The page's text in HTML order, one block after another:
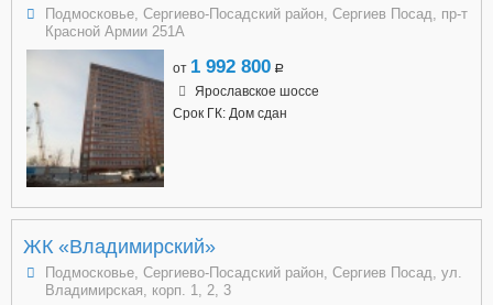
Подмосковье, Сергиево-Посадский район, Сергиев Посад, пр-т
Красной Армии 251А
от 1 992 800 a
Ярославское шоссе
Срок ГК: Дом сдан
ЖК «Владимирский»
Подмосковье, Сергиево-Посадский район, Сергиев Посад, ул.
Владимирская, корп. 1, 2, 3